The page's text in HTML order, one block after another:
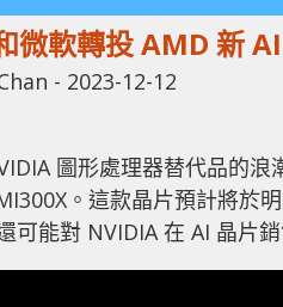
微軟轉投 AMD 新
- 2023-12-12
圖形處理器替代品的
。這款晶片預計將於
可能對 NVIDIA 在 AI 晶片